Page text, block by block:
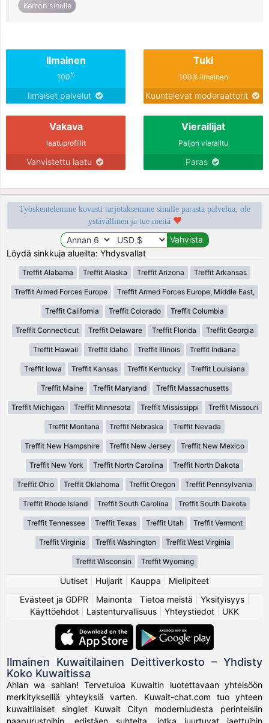
Kerron sinulle
Ilmainen
100%
Ilmaiset palvelut
Tuki
100% ilmainen
Kuuntelevat moderaattorit
Vakava
laatuprofiilit
Vahvistettu laatu
Vierailijat
Paljon vierailtu
Paras
Työskentelemme kovasti tarjotaksemme sinulle parasta palvelua, ole
ystävällinen ja tue meitä
Löydä sinkkuja alueilta: Yhdysvallat
Treffit Alabama Treffit Alaska Treffit Arizona Treffit Arkansas
Treffit Armed Forces Europe Treffit Armed Forces Europe, Middle East,
Treffit California Treffit Colorado Treffit Columbia
Treffit Connecticut Treffit Delaware Treffit Florida Treffit Georgia
Treffit Hawaii Treffit Idaho Treffit Illinois Treffit Indiana
Treffit Iowa Treffit Kansas Treffit Kentucky Treffit Louisiana
Treffit Maine Treffit Maryland Treffit Massachusetts
Treffit Michigan Treffit Minnesota Treffit Mississippi Treffit Missouri
Treffit Montana Treffit Nebraska Treffit Nevada
Treffit New Hampshire Treffit New Jersey Treffit New Mexico
Treffit New York Treffit North Carolina Treffit North Dakota
Treffit Ohio Treffit Oklahoma Treffit Oregon Treffit Pennsylvania
Treffit Rhode Island Treffit South Carolina Treffit South Dakota
Treffit Tennessee Treffit Texas Treffit Utah Treffit Vermont
Treffit Virginia Treffit Washington Treffit West Virginia
Treffit Wisconsin Treffit Wyoming
Uutiset Huijarit Kauppa
Mielipiteet
Evästeet ja GDPR
Mainonta Tietoa meistä Yksityisyys|
Käyttöehdot
Lastenturvallisuus Yhteystiedot UKK
Ilmainen Kuwaitilainen Deittiverkosto – Yhdisty
Koko Kuwaitissa
Ahlan wa sahlan! Tervetuloa Kuwaitin luotettavaan yhteisöön
merkitykselliä yhteyksiä varten. Kuwait-chat.com tuo yhteen
kuwaitilaiset singlet Kuwait Cityn moderniudesta perinteisiin
naapurustoihin, edistäen suhteita, jotka juurtuvat jaettuihin